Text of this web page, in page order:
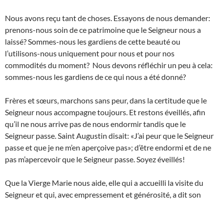
Nous avons reçu tant de choses. Essayons de nous demander:
prenons-nous soin de ce patrimoine que le Seigneur nous a
laissé? Sommes-nous les gardiens de cette beauté ou
l’utilisons-nous uniquement pour nous et pour nos
commodités du moment? Nous devons réfléchir un peu à cela:
sommes-nous les gardiens de ce qui nous a été donné?
Frères et sœurs, marchons sans peur, dans la certitude que le
Seigneur nous accompagne toujours. Et restons éveillés, afin
qu’il ne nous arrive pas de nous endormir tandis que le
Seigneur passe. Saint Augustin disait: «J’ai peur que le Seigneur
passe et que je ne m’en aperçoive pas»; d’être endormi et de ne
pas m’apercevoir que le Seigneur passe. Soyez éveillés!
Que la Vierge Marie nous aide, elle qui a accueilli la visite du
Seigneur et qui, avec empressement et générosité, a dit son